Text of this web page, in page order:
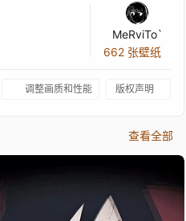
MeRviTo`
662 张壁纸
调整画质和性能 版权声明
查看全部